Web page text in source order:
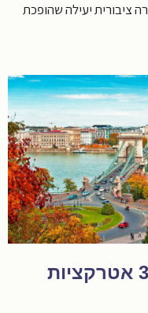
ציבורית יעילה שהופכת
מה עושים בבודפשט? 30 אטרקציות